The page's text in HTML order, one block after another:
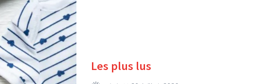
Les plus lus